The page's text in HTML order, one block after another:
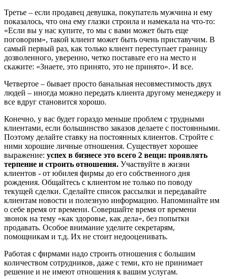
Третье – если продавец девушка, покупатель мужчина и ему
показалось, что она ему глазки строила и намекала на что-то:
«Если вы у нас купите, то мы с вами может быть еще
поговорим», такой клиент может быть очень приставучим. В
самый первый раз, как только клиент переступает границу
дозволенного, уверенно, четко поставьте его на место и
скажите: «Знаете, это принято, это не принято». И все.
Четвертое – бывает просто банальная несовместимость двух
людей – иногда можно передать клиента другому менеджеру и
все вдруг становится хорошо.
Конечно, у вас будет гораздо меньше проблем с трудными
клиентами, если большинство заказов делаете с постоянными.
Поэтому делайте ставку на постоянных клиентов. Стройте с
ними хорошие личные отношения. Существует хорошее
выражение: успех в бизнесе это всего 2 вещи: проявлять
терпение и строить отношения. Участвуйте в жизни
клиентов - от юбилея фирмы до его собственного дня
рождения. Общайтесь с клиентом не только по поводу
текущей сделки. Сделайте список рассылки и передавайте
клиентам новости и полезную информацию. Напоминайте им
о себе время от времени. Совершайте время от времени
звонок на тему «как здоровье, как дела», без попытки
продавать. Особое внимание уделите секретарям,
помощникам и т.д. Их не стоит недооценивать.
Работая с фирмами надо строить отношения с большим
количеством сотрудников, даже с теми, кто не принимает
решение и не имеют отношения к вашим услугам.